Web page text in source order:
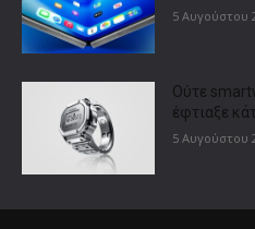
5 Αυγούστου
Ούτε
έφτιαξε
5 Αυγούστου